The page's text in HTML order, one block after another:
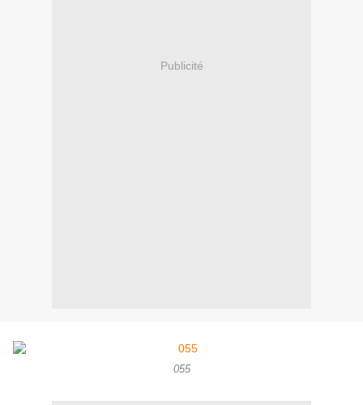
Publicité
055